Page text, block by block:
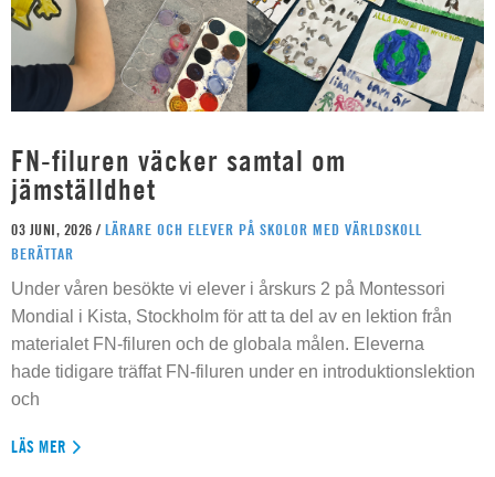
FN-filuren väcker samtal om
jämställdhet
03 JUNI, 2026 / LÄRARE OCH ELEVER PÅ SKOLOR MED VÄRLDSKOLL
BERÄTTAR
Under våren besökte vi elever i årskurs 2 på Montessori
Mondial i Kista, Stockholm för att ta del av en lektion från
materialet FN-filuren och de globala målen. Eleverna
hade tidigare träffat FN-filuren under en introduktionslektion
och
LÄS MER